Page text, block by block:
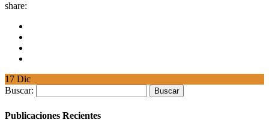
share:
17 Dic
Buscar:
Publicaciones Recientes